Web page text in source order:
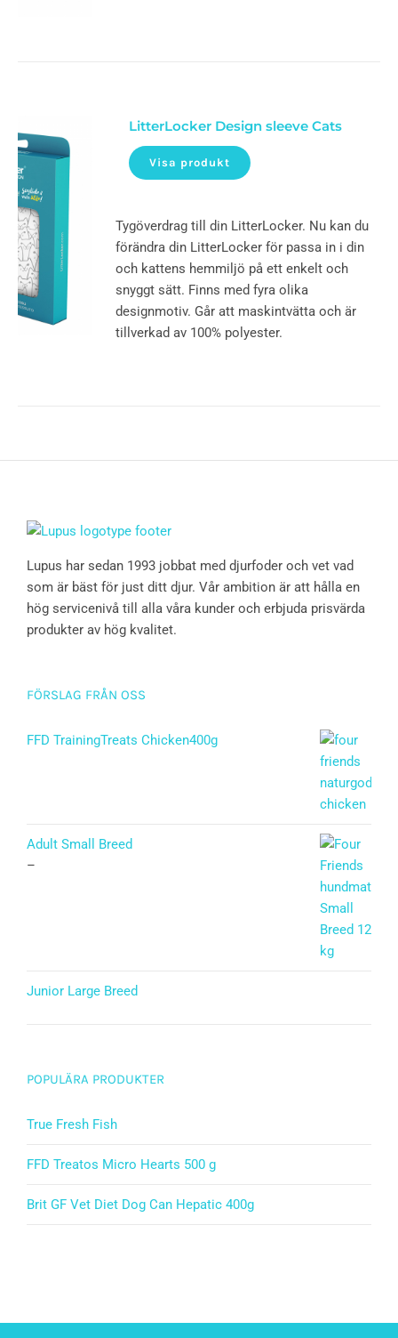
LitterLocker Design sleeve Cats
Visa produkt
Tygöverdrag till din LitterLocker. Nu kan du
förändra din LitterLocker för passa in i din
och kattens hemmiljö på ett enkelt och
snyggt sätt. Finns med fyra olika
designmotiv. Går att maskintvätta och är
tillverkad av 100% polyester.
Lupus har sedan 1993 jobbat med djurfoder och vet vad
som är bäst för just ditt djur. Vår ambition är att hålla en
hög servicenivå till alla våra kunder och erbjuda prisvärda
produkter av hög kvalitet.
FÖRSLAG FRÅN OSS
FFD TrainingTreats Chicken400g
Adult Small Breed
–
Junior Large Breed
POPULÄRA PRODUKTER
True Fresh Fish
FFD Treatos Micro Hearts 500 g
Brit GF Vet Diet Dog Can Hepatic 400g